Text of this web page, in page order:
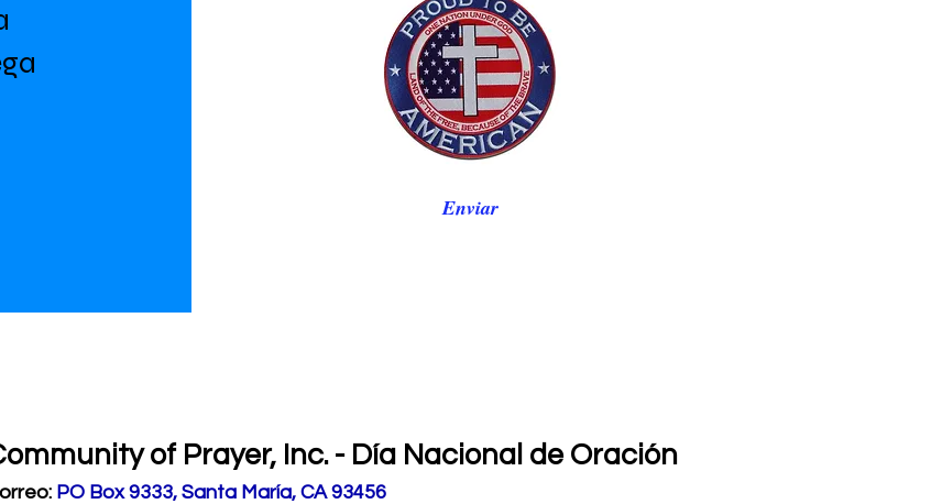
Enviar
of Prayer, Inc. - Día Nacional de Oración
PO Box 9333, Santa María, CA 93456